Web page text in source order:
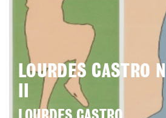
LOURDES CASTRO